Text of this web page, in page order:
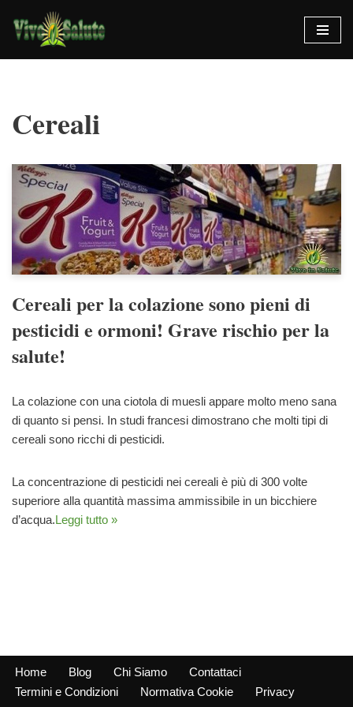
Vai
al
Cereali
Cereali per la colazione sono pieni di
pesticidi e ormoni! Grave rischio per la
salute!
La colazione con una ciotola di muesli appare molto meno sana
di quanto si pensi. In studi francesi dimostrano che molti tipi di
cereali sono ricchi di pesticidi.
La concentrazione di pesticidi nei cereali è più di 300 volte
superiore alla quantità massima ammissibile in un bicchiere
d’acqua.Leggi tutto »
Home Blog Chi Siamo
Contattaci
Termini e Condizioni
Normativa Cookie
Privacy